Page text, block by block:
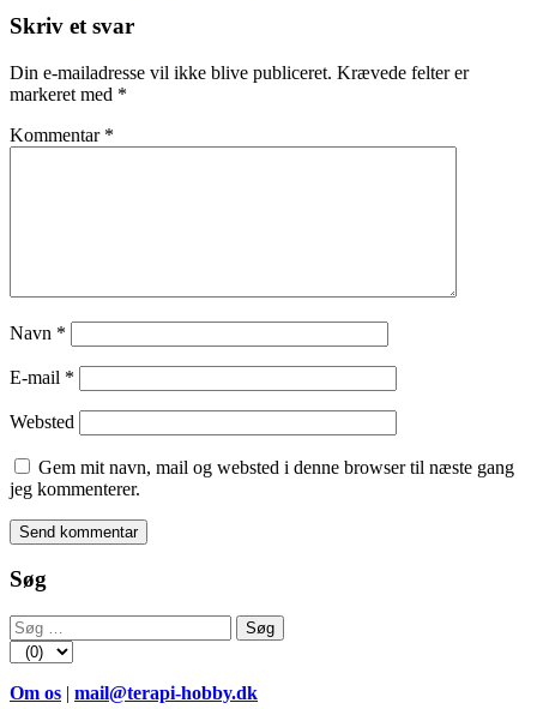
Skriv et svar
Din e-mailadresse vil ikke blive publiceret. Krævede felter er
markeret med *
Kommentar *
Navn *
E-mail *
Websted
Gem mit navn, mail og websted i denne browser til næste gang
jeg kommenterer.
Søg
Søg
efter:
Om os | mail@terapi-hobby.dk